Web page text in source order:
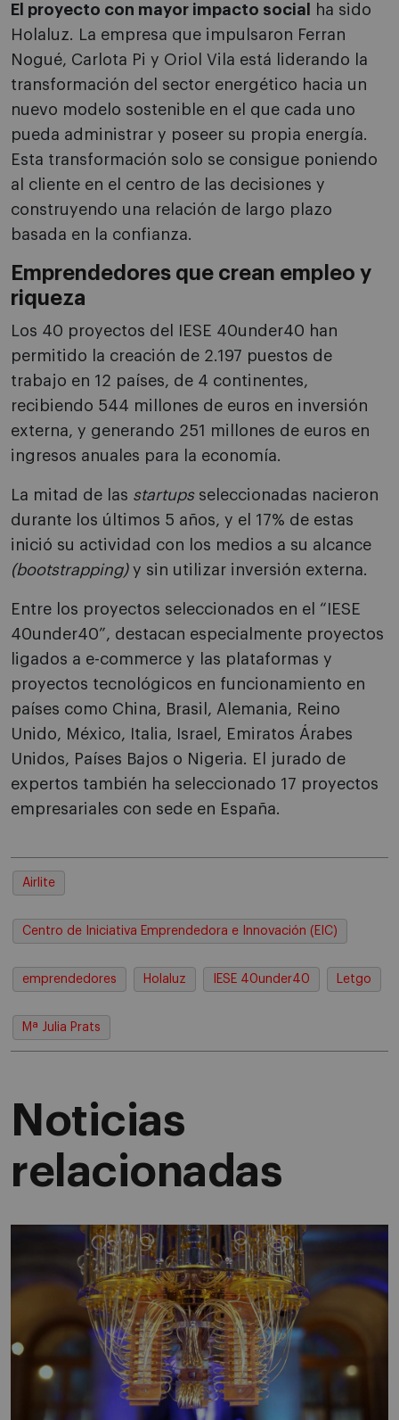
El proyecto con mayor impacto social
ha sido
Holaluz. La empresa que impulsaron Ferran
Nogué, Carlota Pi y Oriol Vila está liderando la
transformación del sector energético hacia un
nuevo modelo sostenible en el que cada uno
pueda administrar y poseer su propia energía.
Esta transformación solo se consigue poniendo
al cliente en el centro de las decisiones y
construyendo una relación de largo plazo
basada en la confianza.
Emprendedores que crean empleo y
riqueza
Los 40 proyectos del IESE 40under40 han
permitido la creación de 2.197 puestos de
trabajo en 12 países, de 4 continentes,
recibiendo 544 millones de euros en inversión
externa, y generando 251 millones de euros en
ingresos anuales para la economía.
La mitad de las startupsseleccionadas nacieron
durante los últimos 5 años, y el 17% de estas
inició su actividad con los medios a su alcance
(bootstrapping)y sin utilizar inversión externa.
Entre los proyectos seleccionados en el “IESE
40under40”, destacan especialmente proyectos
ligados a e-commerce y las plataformas y
proyectos tecnológicos en funcionamiento en
países como China, Brasil, Alemania, Reino
Unido, México, Italia, Israel, Emiratos Árabes
Unidos, Países Bajos o Nigeria. El jurado de
expertos también ha seleccionado 17 proyectos
empresariales con sede en España.
Airlite
Centro de Iniciativa Emprendedora e Innovación (EIC)
emprendedores Holaluz IESE 40under40 Letgo
Mª Julia Prats
Noticias
relacionadas